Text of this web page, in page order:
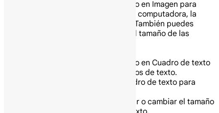
Haz clic en Insertar y luego en Imagen para
añadir imágenes desde tu computadora, la
web, Google Drive y más. También puedes
mover, borrar o cambiar el tamaño de las
Haz clic en Insertar y luego en Cuadro de texto
para añadir nuevos cuadros de texto.
Luego, haz clic en un cuadro de texto para
Puedes mover, borrar o cambiar el tamaño